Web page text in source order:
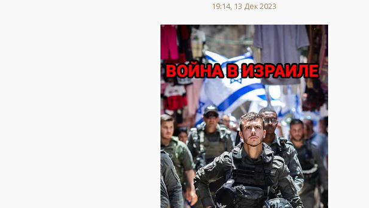
19:14, 13 Дек 2023